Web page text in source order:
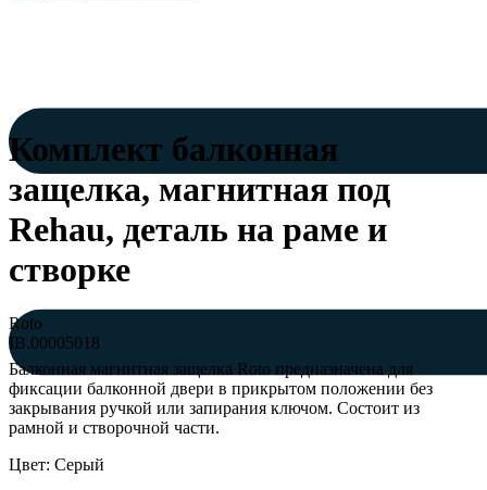
Комплект балконная
защелка, магнитная под
Rehau, деталь на раме и
створке
Roto
IB.00005018
Балконная магнитная защелка Roto предназначена для
фиксации балконной двери в прикрытом положении без
закрывания ручкой или запирания ключом. Состоит из
рамной и створочной части.
Цвет: Серый